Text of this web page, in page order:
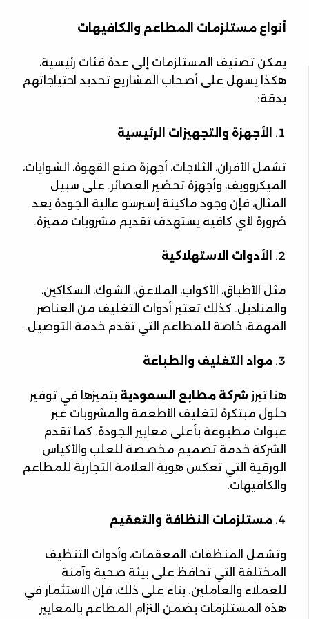
أنواع مستلزمات المطاعم والكافيهات
يمكن تصنيف المستلزمات إلى عدة فئات رئيسية،
هكذا يسهل على أصحاب المشاريع تحديد احتياجاتهم
بدقة:
الأجهزة والتجهيزات الرئيسية
تشمل الأفران، الثلاجات، أجهزة صنع القهوة، الشوايات،
الميكروويف، وأجهزة تحضير العصائر. على سبيل
المثال، فإن وجود ماكينة إسبرسو عالية الجودة يعد
ضرورة لأي كافيه يستهدف تقديم مشروبات مميزة.
الأدوات الاستهلاكية
مثل الأطباق، الأكواب، الملاعق، الشوك، السكاكين،
والمناديل. كذلك تعتبر أدوات التغليف من العناصر
المهمة، خاصة للمطاعم التي تقدم خدمة التوصيل.
مواد التغليف والطباعة
هنا تبرز شركة مطابع السعودية بتميزها في توفير
حلول مبتكرة لتغليف الأطعمة والمشروبات عبر
عبوات مطبوعة بأعلى معايير الجودة. كما تقدم
الشركة خدمة تصميم مخصصة للعلب والأكياس
الورقية التي تعكس هوية العلامة التجارية للمطاعم
والكافيهات.
مستلزمات النظافة والتعقيم
وتشمل المنظفات، المعقمات، وأدوات التنظيف
المختلفة التي تحافظ على بيئة صحية وآمنة
للعملاء والعاملين. بناء على ذلك، فإن الاستثمار في
هذه المستلزمات يضمن التزام المطاعم بالمعايير